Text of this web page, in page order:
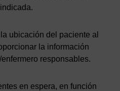
ubicación del paciente al
la información
responsables.
en espera, en función